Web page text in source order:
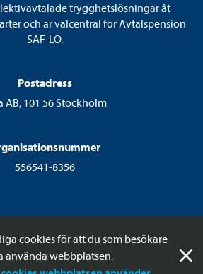
cookies för att du som besökare
använda webbplatsen.
trygghetslösningar åt
och är valcentral för Avtalspension
SAF-LO.
Postadress
AB, 101 56 Stockholm
556541-8356
© 2026 Fora AB